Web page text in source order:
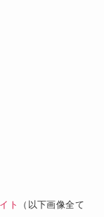
ト （以下画像全て